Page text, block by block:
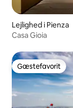
Lejlighed i Pienza
Casa Gioia
Gæstefavorit
Gæstefavorit